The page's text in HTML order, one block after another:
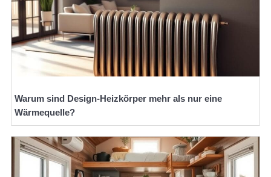
Warum sind Design-Heizkörper mehr als nur eine
Wärmequelle?